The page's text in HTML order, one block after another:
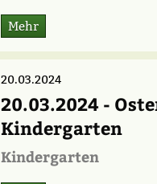
Mehr
20.03.2024
20.03.2024 -
Kindergarten
Kindergarten